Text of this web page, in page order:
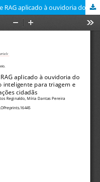
Agente LLM com arquitetura Naive RAG aplicado à ouvidoria do SUS: uma proposta de automação inteligente para triagem e análise de manifestações cidadãs